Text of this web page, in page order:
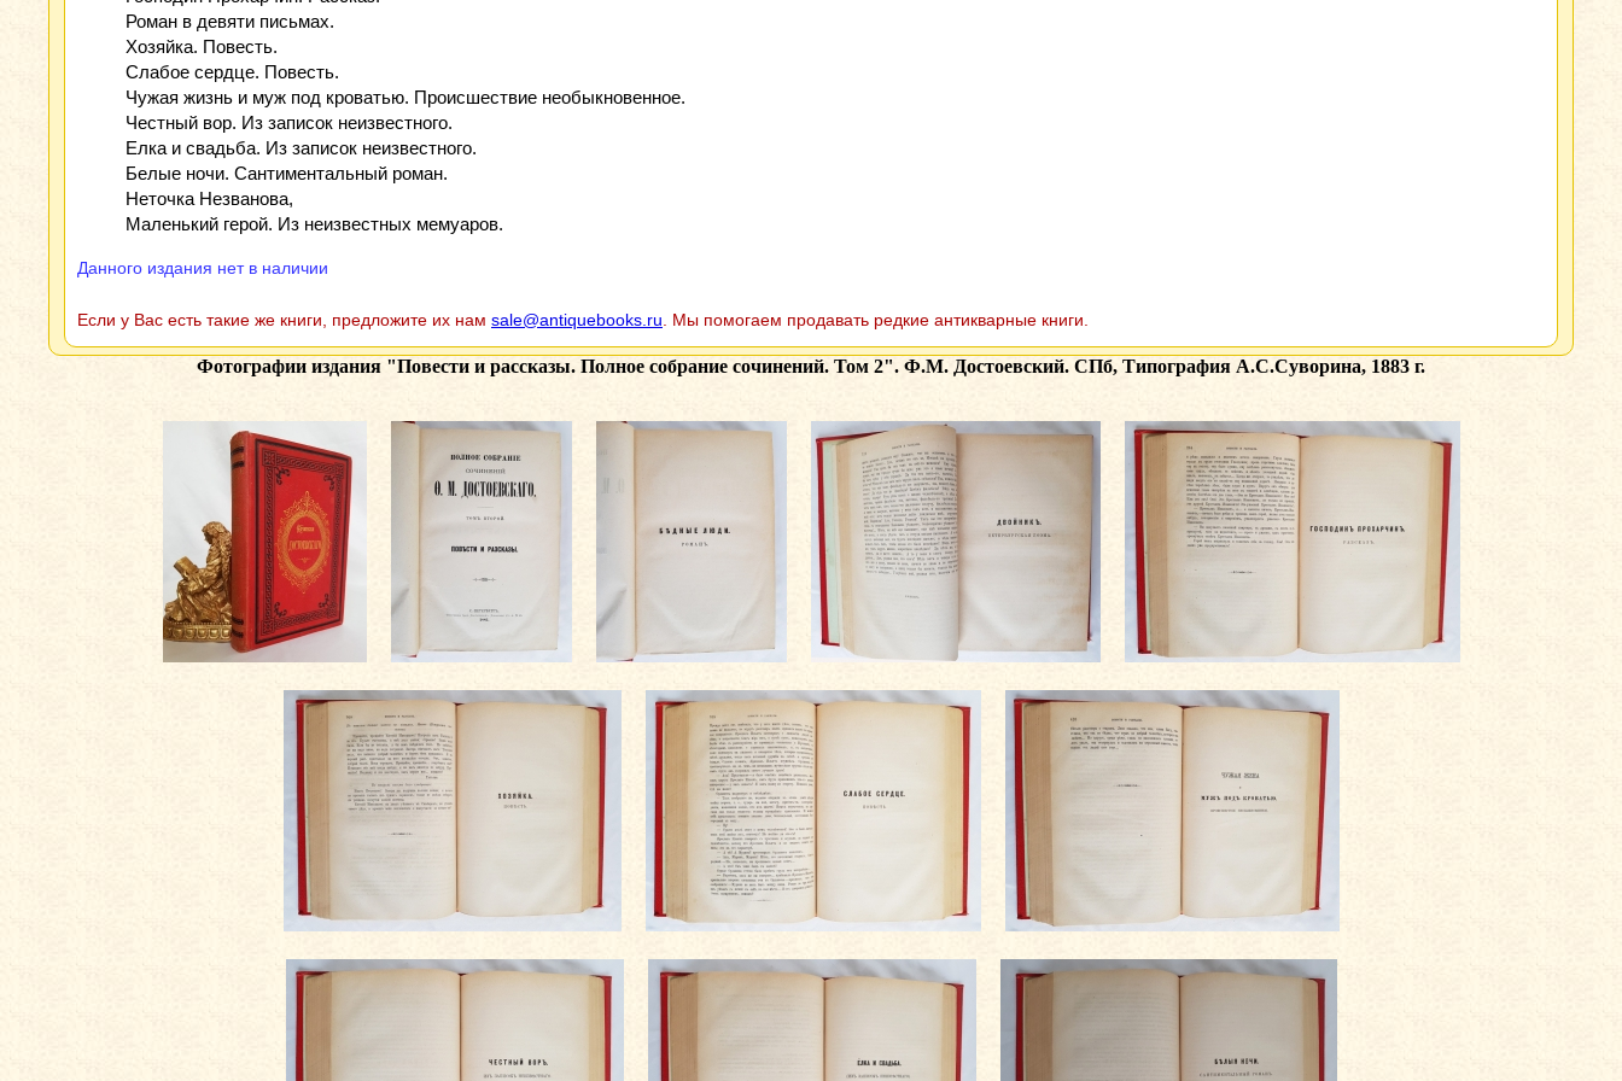
Роман в девяти письмах.
Хозяйка. Повесть.
Слабое сердце. Повесть.
Чужая жизнь и муж под кроватью. Происшествие необыкновенное.
Честный вор. Из записок неизвестного.
Елка и свадьба. Из записок неизвестного.
Белые ночи. Сантиментальный роман.
Неточка Незванова,
Маленький герой. Из неизвестных мемуаров.
Данного издания нет в наличии
Если у Вас есть такие же книги, предложите их нам sale@antiquebooks.ru . Мы помогаем продавать редкие антикварные книги.
Фотографии издания "Повести и рассказы. Полное собрание сочинений. Том 2". Ф.М. Достоевский. СПб, Типография А.С.Суворина, 1883 г.